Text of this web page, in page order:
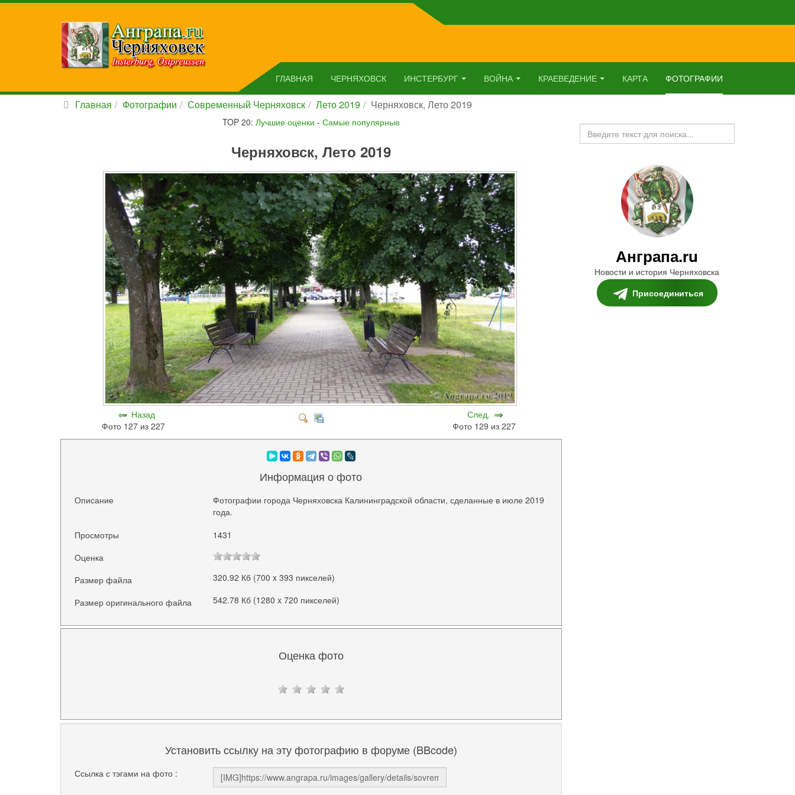
ГЛАВНАЯ ЧЕРНЯХОВСК ИНСТЕРБУРГ ВОЙНА КРАЕВЕДЕНИЕ КАРТА ФОТОГРАФИИ
Главная Фотографии Современный Черняховск Лето 2019 Черняховск, Лето 2019
TOP 20: Лучшие оценки - Самые популярные
Черняховск, Лето 2019
Назад
Фото 127 из 227
След.
Фото 129 из 227
Информация о фото
Описание
Фотографии города Черняховска Калининградской области, сделанные в июле 2019
года.
Просмотры
1431
Оценка
Размер файла
320.92 Кб (700 x 393 пикселей)
Размер оригинального файла 542.78 Кб (1280 x 720 пикселей)
Оценка фото
Установить ссылку на эту фотографию в форуме (BBcode)
Ссылка с тэгами на фото :
Искать...
Анграпа.ru
Новости и история Черняховска
Присоединиться